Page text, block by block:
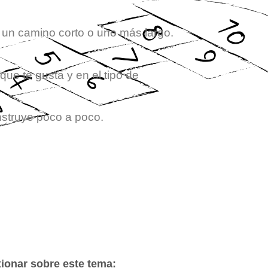
camino corto o uno más largo.
te gusta y en el tipo de
poco a poco.
sobre este tema: